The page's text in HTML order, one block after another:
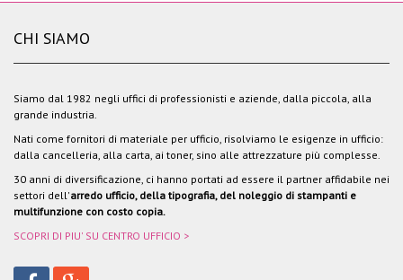
CHI SIAMO
Siamo dal 1982 negli uffici di professionisti e aziende, dalla piccola, alla
grande industria.
Nati come fornitori di materiale per ufficio, risolviamo le esigenze in ufficio:
dalla cancelleria, alla carta, ai toner, sino alle attrezzature più complesse.
30 anni di diversificazione, ci hanno portati ad essere il partner affidabile nei
settori dell'arredo ufficio, della tipografia, del noleggio di stampanti e
multifunzione con costo copia.
SCOPRI DI PIU' SU CENTRO UFFICIO >